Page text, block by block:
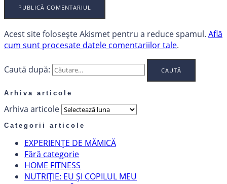
Acest site folosește Akismet pentru a reduce spamul. Află
cum sunt procesate datele comentariilor tale.
Caută după:
Arhiva articole
Arhiva articole
Categorii articole
EXPERIENȚE DE MĂMICĂ
Fără categorie
HOME FITNESS
NUTRIȚIE: EU ȘI COPILUL MEU